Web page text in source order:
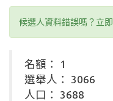
候選人資料錯誤嗎？立即
名額： 1
選舉人： 3066
人口： 3688